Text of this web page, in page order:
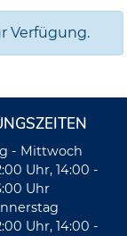
Verfügung.
- Mittwoch
Uhr, 14:00 -
Uhr
Uhr, 14:00 -